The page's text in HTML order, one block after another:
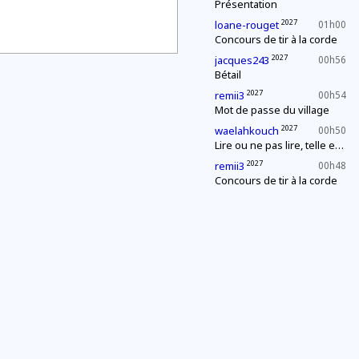
Présentation
01h00
loane-rouget 2027
Concours de tir à la corde
00h56
jacques243 2027
Bétail
00h54
remii3 2027
Mot de passe du village
00h50
waelahkouch 2027
Lire ou ne pas lire, telle est la question
00h48
remii3 2027
Concours de tir à la corde